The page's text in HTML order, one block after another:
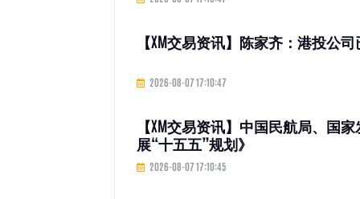
【XM交易资讯】陈家齐：港投公
2026-08-07 17:10:47
【XM交易资讯】中国民航局、国
展“十五五”规划》
2026-08-07 17:10:45